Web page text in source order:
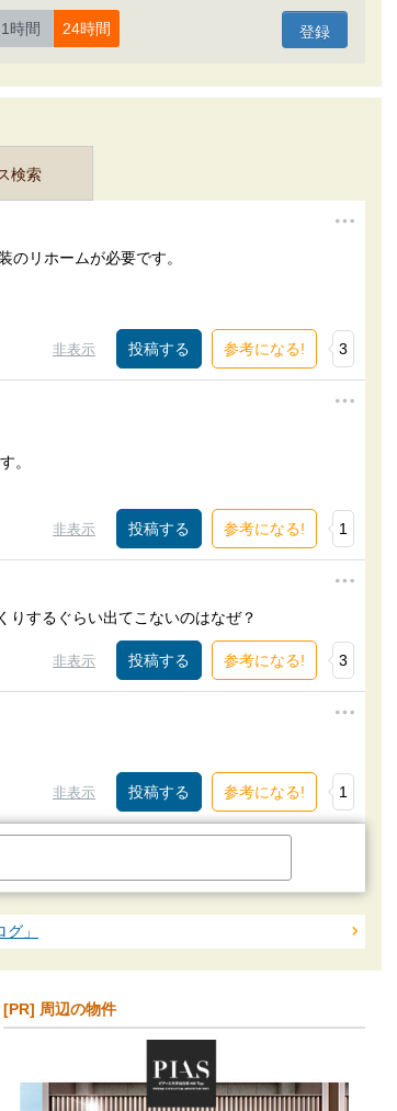
1時間 24時間
検索
のリホームが必要です。
非表示 参考になる! 3
。
非表示 参考になる! 1
りするぐらい出てこないのはなぜ？
非表示 参考になる! 3
非表示 参考になる! 1
」
[PR] 周辺の物件